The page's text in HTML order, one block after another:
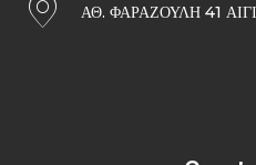
ΑΘ. ΦΑΡΑΖΟΥΛΉ 41